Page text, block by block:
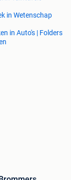
in Wetenschap
in Auto's | Folders